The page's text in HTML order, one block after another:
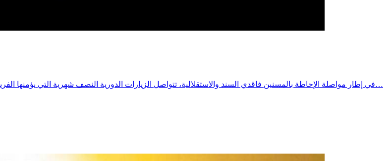
في إطار مواصلة الإحاطة بالمسنين فاقدي السند والاستقلالية، تتواصل الزيارات الدورية النصف شهرية التي يؤمنها الفريق المتنقل التابع لجمعية النجاة لرعاية المسنين بقرقنة، تحت إشراف المندوبية الجهوية…